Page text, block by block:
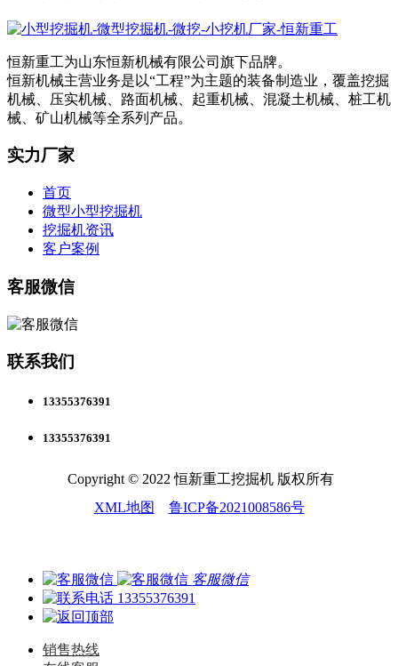
恒新重工为山东恒新机械有限公司旗下品牌。
恒新机械主营业务是以“工程”为主题的装备制造业，覆盖挖掘
机械、压实机械、路面机械、起重机械、混凝土机械、桩工机
械、矿山机械等全系列产品。
实力厂家
首页
微型小型挖掘机
挖掘机资讯
客户案例
客服微信
联系我们
13355376391
13355376391
Copyright © 2022 恒新重工挖掘机 版权所有
XML地图
鲁ICP备2021008586号
客服微信
13355376391
销售热线